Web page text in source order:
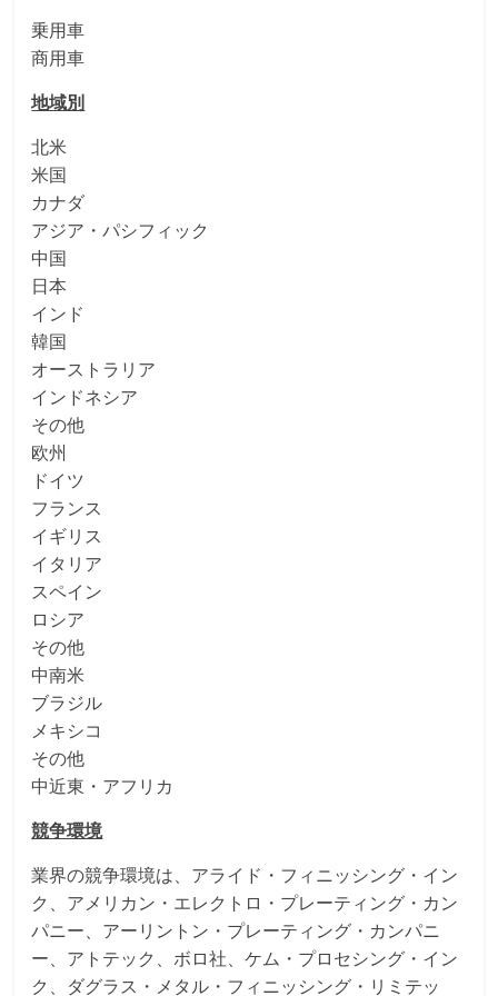
乗用車
商用車
地域別
北米
米国
カナダ
アジア・パシフィック
中国
日本
インド
韓国
オーストラリア
インドネシア
その他
欧州
ドイツ
フランス
イギリス
イタリア
スペイン
ロシア
その他
中南米
ブラジル
メキシコ
その他
中近東・アフリカ
競争環境
業界の競争環境は、アライド・フィニッシング・イン
ク、アメリカン・エレクトロ・プレーティング・カン
パニー、アーリントン・プレーティング・カンパニ
ー、アトテック、ボロ社、ケム・プロセシング・イン
ク、ダグラス・メタル・フィニッシング・リミテッ